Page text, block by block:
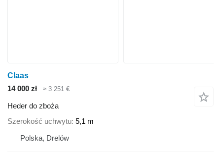
Claas
14 000 zł
≈ 3 251 €
Heder do zboża
Szerokość uchwytu 5,1 m
Polska, Drelów